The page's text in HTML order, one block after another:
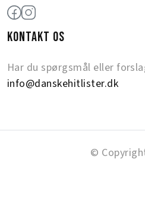
KONTAKT OS
Har du spørgsmål eller
info@danskehitlister.dk
©